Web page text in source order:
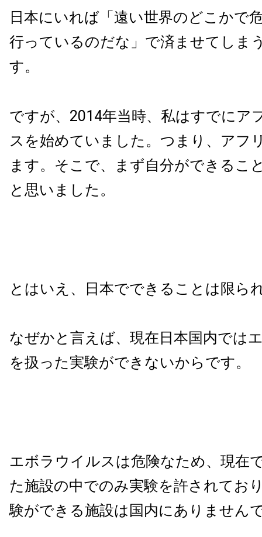
日本にいれば「遠い世界のどこかで
行っているのだな」で済ませてしま
す。
ですが、2014年当時、私はすでにア
スを始めていました。つまり、アフ
ます。そこで、まず自分ができるこ
と思いました。
とはいえ、日本でできることは限ら
なぜかと言えば、現在日本国内では
を扱った実験ができないからです。
エボラウイルスは危険なため、現在
た施設の中でのみ実験を許されてお
験ができる施設は国内にありません